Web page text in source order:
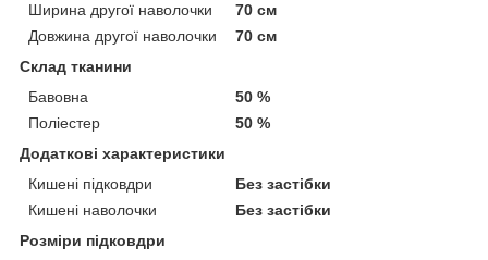
Ширина другої наволочки
70 см
Довжина другої наволочки
70 см
Склад тканини
Бавовна
50 %
Поліестер
50 %
Додаткові характеристики
Кишені підковдри
Без застібки
Кишені наволочки
Без застібки
Розміри підковдри